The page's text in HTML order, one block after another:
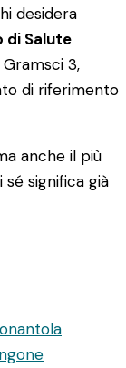
desidera
di Salute
3,
di riferimento
anche il più
significa già